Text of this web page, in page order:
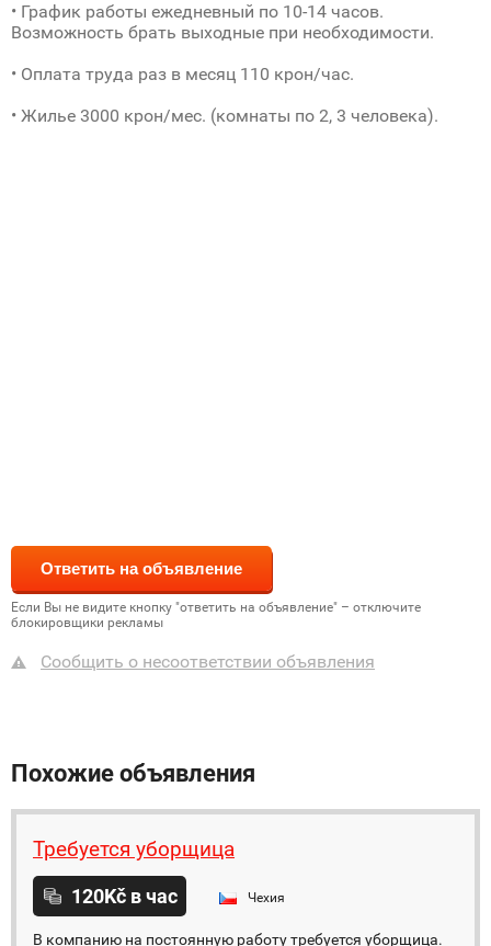
• График работы ежедневный по 10-14 часов.
Возможность брать выходные при необходимости.
• Оплата труда раз в месяц 110 крон/час.
• Жилье 3000 крон/мес. (комнаты по 2, 3 человека).
Если Вы не видите кнопку "ответить на объявление" – отключите
блокировщики рекламы
Сообщить о несоответствии объявления
Похожие объявления
Требуется уборщица
120Kč в час Чехия
В компанию на постоянную работу требуется уборщица.